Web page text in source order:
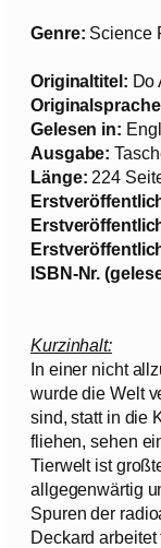
Genre: Science
Originaltitel: Do
Gelesen in:
Ausgabe:
Länge: 224
Erstveröffentl
ISBN-Nr.
Kurzinhalt:
In einer nicht
wurde die Welt
sind, statt in die
fliehen, sehen
Tierwelt ist
allgegenwärtig
Spuren der
Deckard